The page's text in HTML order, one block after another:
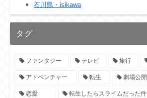
石川県・isikawa
タグ
ファンタジー テレビ 旅行
アドベンチャー 転生 劇場公開
恋愛 転生したらスライムだった件